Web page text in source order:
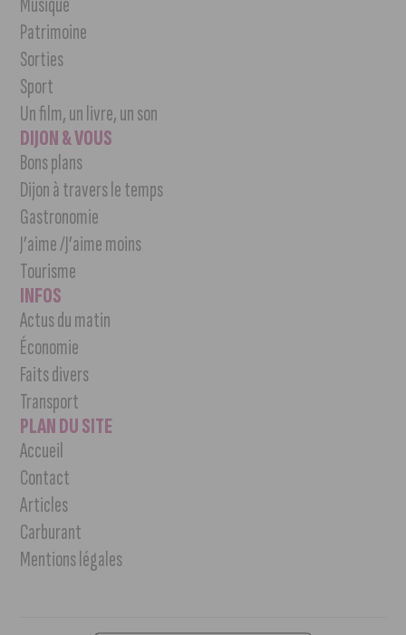
Patrimoine
Sorties
Sport
Un film, un livre, un son
DIJON & VOUS
Bons plans
Dijon à travers le temps
Gastronomie
J’aime /J’aime moins
Tourisme
INFOS
Actus du matin
Économie
Faits divers
Transport
PLAN DU SITE
Accueil
Contact
Articles
Carburant
Mentions légales